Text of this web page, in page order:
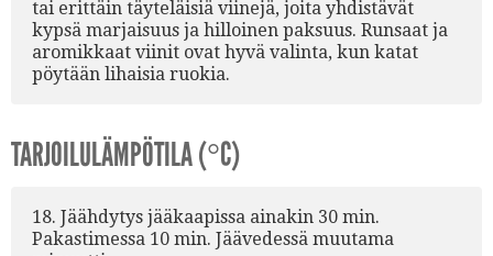
tai erittäin täyteläisiä viinejä, joita yhdistävät
kypsä marjaisuus ja hilloinen paksuus. Runsaat ja
aromikkaat viinit ovat hyvä valinta, kun katat
pöytään lihaisia ruokia.
TARJOILULÄMPÖTILA (°C)
18. Jäähdytys jääkaapissa ainakin 30 min.
Pakastimessa 10 min. Jäävedessä muutama